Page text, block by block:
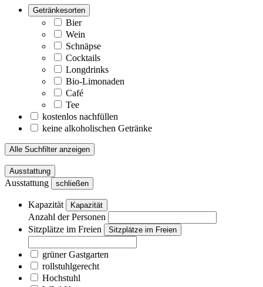
Getränkesorten
Bier
Wein
Schnäpse
Cocktails
Longdrinks
Bio-Limonaden
Café
Tee
kostenlos nachfüllen
keine alkoholischen Getränke
Alle Suchfilter anzeigen
Ausstattung
Ausstattung schließen
Kapazität Kapazität
Anzahl der Personen
Sitzplätze im Freien
Sitzplätze im Freien
grüner Gastgarten
rollstuhlgerecht
Hochstuhl